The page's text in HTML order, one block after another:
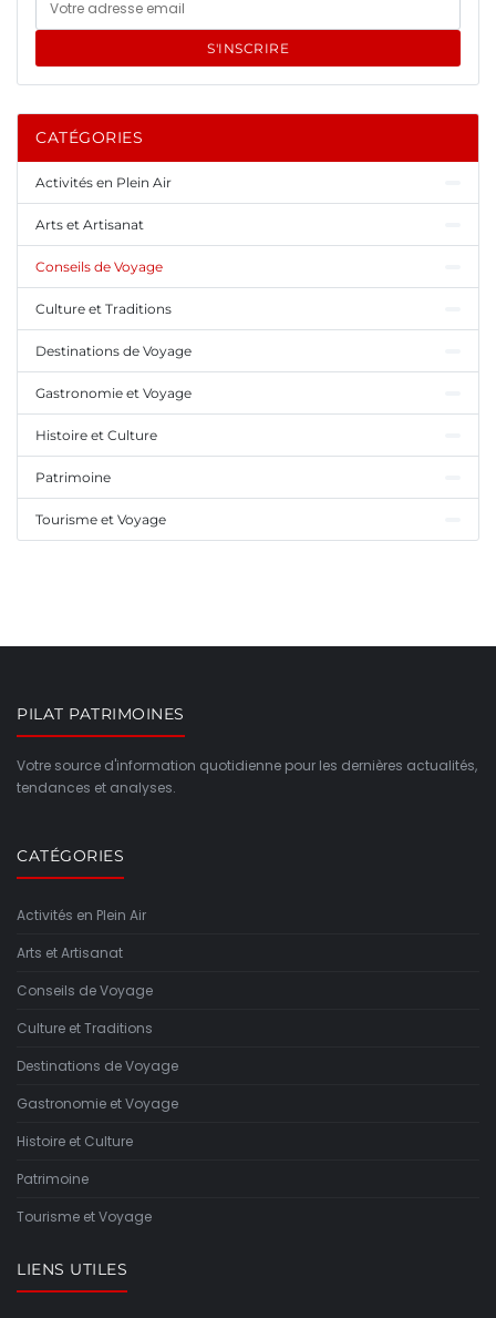
S'INSCRIRE
CATÉGORIES
Activités en Plein Air
Arts et Artisanat
Conseils de Voyage
Culture et Traditions
Destinations de Voyage
Gastronomie et Voyage
Histoire et Culture
Patrimoine
Tourisme et Voyage
PILAT PATRIMOINES
Votre source d'information quotidienne pour les dernières actualités,
tendances et analyses.
CATÉGORIES
Activités en Plein Air
Arts et Artisanat
Conseils de Voyage
Culture et Traditions
Destinations de Voyage
Gastronomie et Voyage
Histoire et Culture
Patrimoine
Tourisme et Voyage
LIENS UTILES